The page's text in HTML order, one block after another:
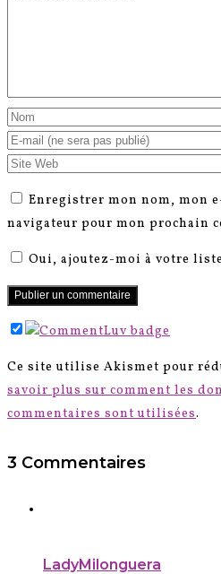
Enregistrer mon nom, mon
navigateur pour mon prochain
Oui, ajoutez-moi à votre
Ce site utilise Akismet pour
savoir plus sur comment les
commentaires sont utilisées.
3 Commentaires
LadyMilonguera